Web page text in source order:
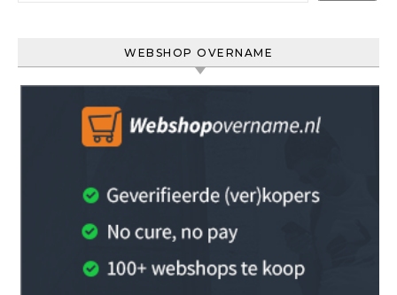
WEBSHOP OVERNAME